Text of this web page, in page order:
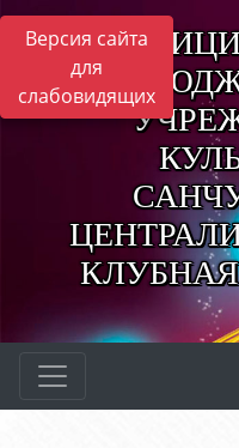
Версия сайта
для
слабовидящих